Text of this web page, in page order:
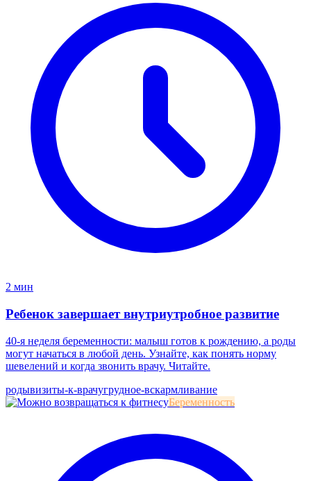
2 мин
Ребенок завершает внутриутробное развитие
40-я неделя беременности: малыш готов к рождению, а роды
могут начаться в любой день. Узнайте, как понять норму
шевелений и когда звонить врачу. Читайте.
родывизиты-к-врачугрудное-вскармливание
Беременность